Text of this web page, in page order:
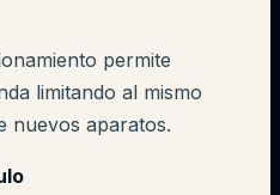
permite
limitando al mismo
nuevos aparatos.